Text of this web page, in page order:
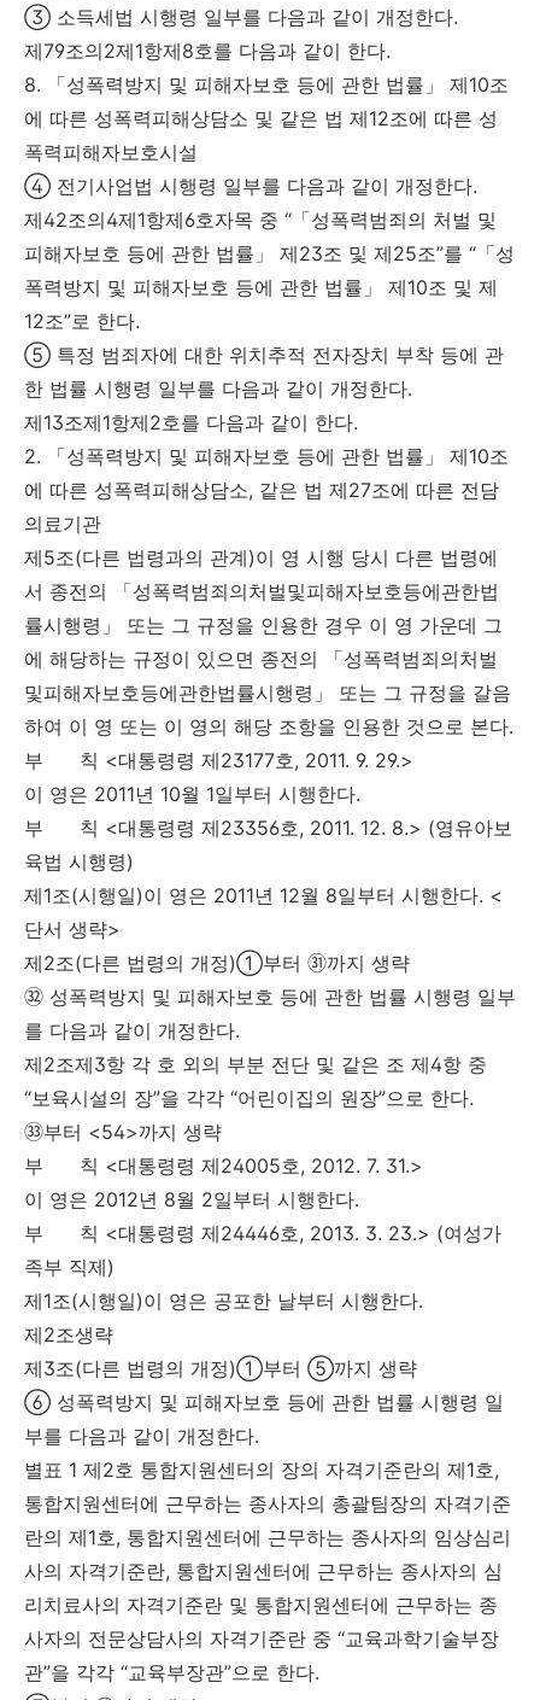
③ 소득세법 시행령 일부를 다음과 같이 개정한다.
제79조의2제1항제8호를 다음과 같이 한다.
8. 「성폭력방지 및 피해자보호 등에 관한 법률」 제10조
에 따른 성폭력피해상담소 및 같은 법 제12조에 따른 성
폭력피해자보호시설
④ 전기사업법 시행령 일부를 다음과 같이 개정한다.
제42조의4제1항제6호자목 중 “「성폭력범죄의 처벌 및
피해자보호 등에 관한 법률」 제23조 및 제25조”를 “「성
폭력방지 및 피해자보호 등에 관한 법률」 제10조 및 제
12조”로 한다.
⑤ 특정 범죄자에 대한 위치추적 전자장치 부착 등에 관
한 법률 시행령 일부를 다음과 같이 개정한다.
제13조제1항제2호를 다음과 같이 한다.
2. 「성폭력방지 및 피해자보호 등에 관한 법률」 제10조
에 따른 성폭력피해상담소, 같은 법 제27조에 따른 전담
의료기관
제5조(다른 법령과의 관계)이 영 시행 당시 다른 법령에
서 종전의 「성폭력범죄의처벌및피해자보호등에관한법
률시행령」 또는 그 규정을 인용한 경우 이 영 가운데 그
에 해당하는 규정이 있으면 종전의 「성폭력범죄의처벌
및피해자보호등에관한법률시행령」 또는 그 규정을 갈음
하여 이 영 또는 이 영의 해당 조항을 인용한 것으로 본다.
부 칙 <대통령령 제23177호, 2011. 9. 29.>
이 영은 2011년 10월 1일부터 시행한다.
부 칙 <대통령령 제23356호, 2011. 12. 8.> (영유아보
육법 시행령)
제1조(시행일)이 영은 2011년 12월 8일부터 시행한다. <
단서 생략>
제2조(다른 법령의 개정)①부터 ㉛까지 생략
㉜ 성폭력방지 및 피해자보호 등에 관한 법률 시행령 일부
를 다음과 같이 개정한다.
제2조제3항 각 호 외의 부분 전단 및 같은 조 제4항 중
“보육시설의 장”을 각각 “어린이집의 원장”으로 한다.
㉝부터 <54>까지 생략
부 칙 <대통령령 제24005호, 2012. 7. 31.>
이 영은 2012년 8월 2일부터 시행한다.
부 칙 <대통령령 제24446호, 2013. 3. 23.> (여성가
족부 직제)
제1조(시행일)이 영은 공포한 날부터 시행한다.
제2조생략
제3조(다른 법령의 개정)①부터 ⑤까지 생략
⑥ 성폭력방지 및 피해자보호 등에 관한 법률 시행령 일
부를 다음과 같이 개정한다.
별표 1 제2호 통합지원센터의 장의 자격기준란의 제1호,
통합지원센터에 근무하는 종사자의 총괄팀장의 자격기준
란의 제1호, 통합지원센터에 근무하는 종사자의 임상심리
사의 자격기준란, 통합지원센터에 근무하는 종사자의 심
리치료사의 자격기준란 및 통합지원센터에 근무하는 종
사자의 전문상담사의 자격기준란 중 “교육과학기술부장
관”을 각각 “교육부장관”으로 한다.